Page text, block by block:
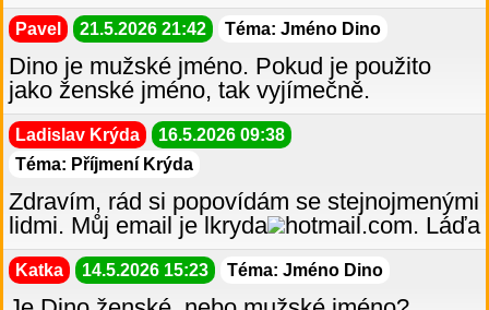
Pavel 21.5.2026 21:42 Téma: Jméno Dino
Dino je mužské jméno. Pokud je použito
jako ženské jméno, tak vyjímečně.
Ladislav Krýda
16.5.2026 09:38
Téma: Příjmení Krýda
Zdravím, rád si popovídám se stejnojmenými
lidmi. Můj email je lkryda
hotmail.com. Láďa
Katka 14.5.2026 15:23 Téma: Jméno Dino